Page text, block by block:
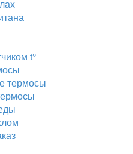
t°
термосы